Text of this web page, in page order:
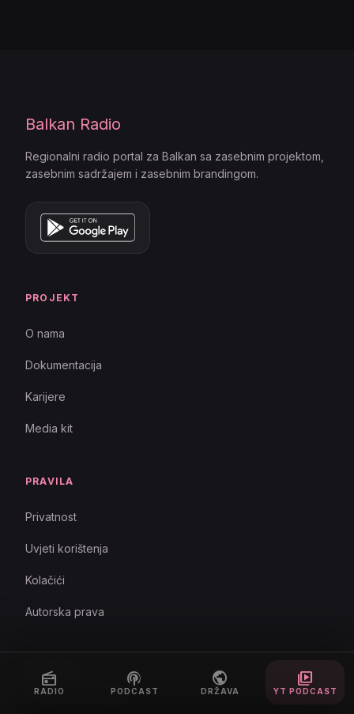
radio
RADIO
podcasts
PODCAST
public
DRŽAVA
video_library
YT PODCAST
Balkan Radio
Regionalni radio portal za Balkan sa zasebnim projektom,
zasebnim sadržajem i zasebnim brandingom.
PROJEKT
O nama
Dokumentacija
Karijere
Media kit
PRAVILA
Privatnost
Uvjeti korištenja
Kolačići
Autorska prava
PRIJAVA NA NOVOSTI